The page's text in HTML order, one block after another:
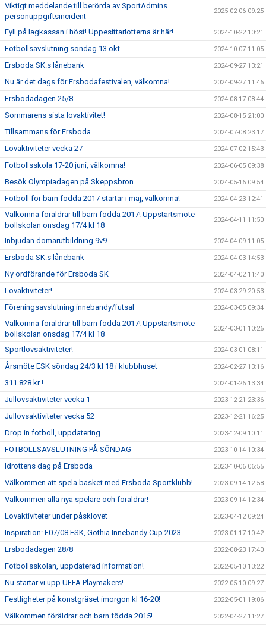
Viktigt meddelande till berörda av SportAdmins
personuppgiftsincident
2025-02-06 09:25
Fyll på lagkassan i höst! Uppesittarlotterna är här! 2024-10-22 10:21
Fotbollsavslutning söndag 13 okt 2024-10-07 11:05
Ersboda SK:s lånebank 2024-09-27 13:21
Nu är det dags för Ersbodafestivalen, välkomna! 2024-09-27 11:46
Ersbodadagen 25/8 2024-08-17 08:44
Sommarens sista lovaktivitet! 2024-08-15 21:00
Tillsammans för Ersboda 2024-07-08 23:17
Lovaktiviteter vecka 27 2024-07-02 15:43
Fotbollsskola 17-20 juni, välkomna! 2024-06-05 09:38
Besök Olympiadagen på Skeppsbron 2024-05-16 09:54
Fotboll för barn födda 2017 startar i maj, välkomna! 2024-04-23 12:41
Välkomna föräldrar till barn födda 2017! Uppstartsmöte
bollskolan onsdag 17/4 kl 18
2024-04-11 11:50
Inbjudan domarutbildning 9v9 2024-04-09 11:05
Ersboda SK:s lånebank 2024-04-03 14:53
Ny ordförande för Ersboda SK 2024-04-02 11:40
Lovaktiviteter! 2024-03-29 20:53
Föreningsavslutning innebandy/futsal 2024-03-05 09:34
Välkomna föräldrar till barn födda 2017! Uppstartsmöte
bollskolan onsdag 17/4 kl 18
2024-03-01 10:26
Sportlovsaktiviteter! 2024-03-01 08:11
Årsmöte ESK söndag 24/3 kl 18 i klubbhuset 2024-02-27 13:16
311 828 kr ! 2024-01-26 13:34
Jullovsaktiviteter vecka 1 2023-12-21 23:36
Jullovsaktiviteter vecka 52 2023-12-21 16:25
Drop in fotboll, uppdatering 2023-12-09 10:11
FOTBOLLSAVSLUTNING PÅ SÖNDAG 2023-10-14 10:34
Idrottens dag på Ersboda 2023-10-06 06:55
Välkommen att spela basket med Ersboda Sportklubb! 2023-09-14 12:58
Välkommen alla nya spelare och föräldrar! 2023-09-14 12:34
Lovaktiviteter under påsklovet 2023-04-12 09:24
Inspiration: F07/08 ESK, Gothia Innebandy Cup 2023 2023-01-17 10:42
Ersbodadagen 28/8 2022-08-23 17:40
Fotbollsskolan, uppdaterad information! 2022-05-10 13:22
Nu startar vi upp UEFA Playmakers! 2022-05-10 09:27
Festligheter på konstgräset imorgon kl 16-20! 2022-05-01 19:06
Välkommen föräldrar och barn födda 2015! 2022-04-27 11:27